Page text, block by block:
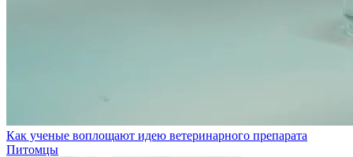
Как ученые воплощают идею ветеринарного препарата
Питомцы